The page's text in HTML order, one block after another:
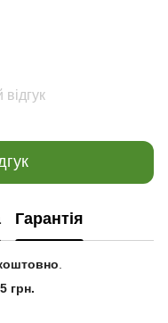
Гарантія
грн.